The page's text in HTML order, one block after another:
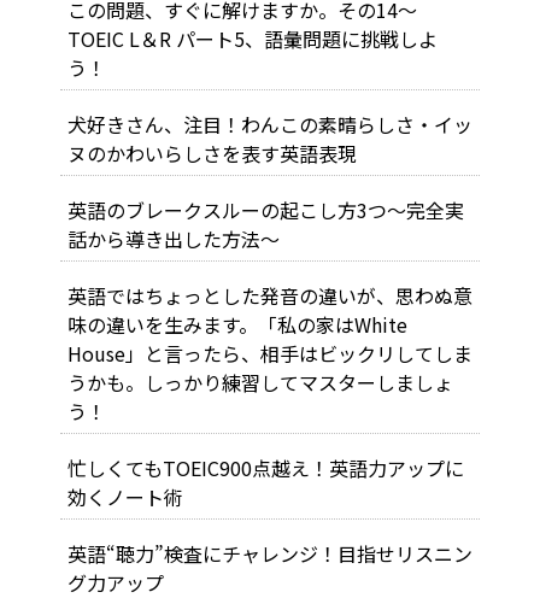
この問題、すぐに解けますか。その14～
TOEIC L＆R パート5、語彙問題に挑戦しよ
う！
犬好きさん、注目！わんこの素晴らしさ・イッ
ヌのかわいらしさを表す英語表現
英語のブレークスルーの起こし方3つ～完全実
話から導き出した方法～
英語ではちょっとした発音の違いが、思わぬ意
味の違いを生みます。「私の家はWhite
House」と言ったら、相手はビックリしてしま
うかも。しっかり練習してマスターしましょ
う！
忙しくてもTOEIC900点越え！英語力アップに
効くノート術
英語“聴力”検査にチャレンジ！目指せリスニン
グ力アップ